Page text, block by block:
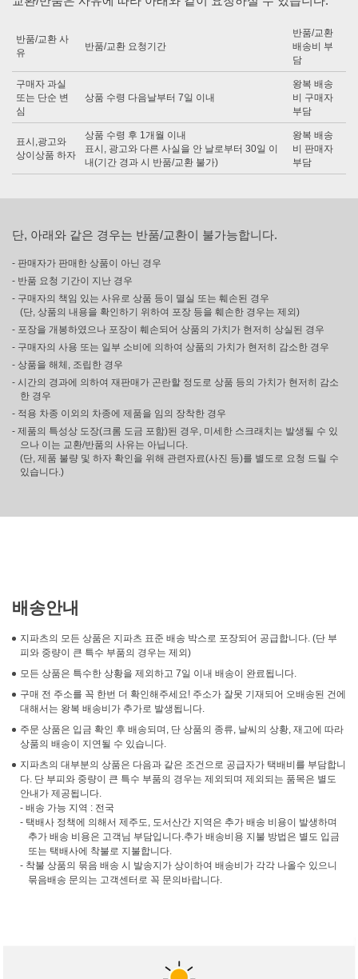
반품/교환 사
유
반품/교환 요청기간
반품/교환
배송비 부
담
구매자 과실
또는 단순 변
심
상품 수령 다음날부터 7일 이내
왕복 배송
비 구매자
부담
표시,광고와
상이상품 하자
상품 수령 후 1개월 이내
표시, 광고와 다른 사실을 안 날로부터 30일 이
내(기간 경과 시 반품/교환 불가)
왕복 배송
비 판매자
부담
단, 아래와 같은 경우는 반품/교환이 불가능합니다.
- 판매자가 판매한 상품이 아닌 경우
- 반품 요청 기간이 지난 경우
- 구매자의 책임 있는 사유로 상품 등이 멸실 또는 훼손된 경우
(단, 상품의 내용을 확인하기 위하여 포장 등을 훼손한 경우는 제외)
- 포장을 개봉하였으나 포장이 훼손되어 상품의 가치가 현저히 상실된 경우
- 구매자의 사용 또는 일부 소비에 의하여 상품의 가치가 현저히 감소한 경우
- 상품을 해체, 조립한 경우
- 시간의 경과에 의하여 재판매가 곤란할 정도로 상품 등의 가치가 현저히 감소
한 경우
- 적용 차종 이외의 차종에 제품을 임의 장착한 경우
- 제품의 특성상 도장(크롬 도금 포함)된 경우, 미세한 스크래치는 발생될 수 있
으나 이는 교환/반품의 사유는 아닙니다.
(단, 제품 불량 및 하자 확인을 위해 관련자료(사진 등)를 별도로 요청 드릴 수
있습니다.)
배송안내
지파츠의 모든 상품은 지파츠 표준 배송 박스로 포장되어 공급합니다. (단 부
피와 중량이 큰 특수 부품의 경우는 제외)
모든 상품은 특수한 상황을 제외하고 7일 이내 배송이 완료됩니다.
구매 전 주소를 꼭 한번 더 확인해주세요! 주소가 잘못 기재되어 오배송된 건에
대해서는 왕복 배송비가 추가로 발생됩니다.
주문 상품은 입금 확인 후 배송되며, 단 상품의 종류, 날씨의 상황, 재고에 따라
상품의 배송이 지연될 수 있습니다.
지파츠의 대부분의 상품은 다음과 같은 조건으로 공급자가 택배비를 부담합니
다. 단 부피와 중량이 큰 특수 부품의 경우는 제외되며 제외되는 품목은 별도
안내가 제공됩니다.
- 배송 가능 지역 : 전국
- 택배사 정책에 의해서 제주도, 도서산간 지역은 추가 배송 비용이 발생하며
추가 배송 비용은 고객님 부담입니다.추가 배송비용 지불 방법은 별도 입금
또는 택배사에 착불로 지불합니다.
- 착불 상품의 묶음 배송 시 발송지가 상이하여 배송비가 각각 나올수 있으니
묶음배송 문의는 고객센터로 꼭 문의바랍니다.